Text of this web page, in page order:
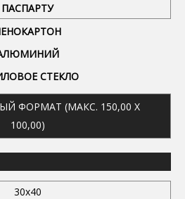
ПАСПАРТУ
СТЕКЛО
ФОРМАТ (МАКС. 150,00 X
100,00)
30x40